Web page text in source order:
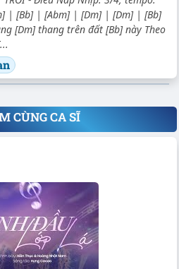
| [Bb] | [Abm] | [Dm] | [Dm] | [Bb]
[Dm] thang trên đất [Bb] này Theo
CÙNG CA SĨ